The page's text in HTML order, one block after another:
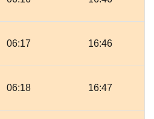
06:17 16:46
06:18 16:47